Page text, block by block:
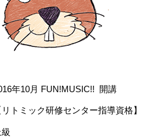
年10月 FUN!MUSIC!! 開講
トミック研修センター指導資格】